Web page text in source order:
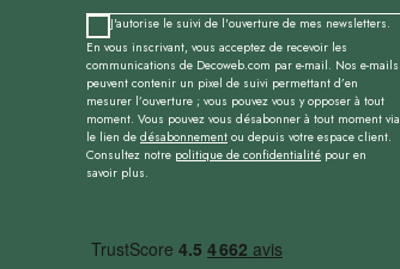
J'autorise le suivi de l'ouverture de mes newsletters.
En vous inscrivant, vous acceptez de recevoir les
communications de Decoweb.com par e-mail. Nos e-mails
peuvent contenir un pixel de suivi permettant d’en
mesurer l’ouverture ; vous pouvez vous y opposer à tout
moment. Vous pouvez vous désabonner à tout moment via
le lien de désabonnement ou depuis votre espace client.
Consultez notre politique de confidentialité pour en
savoir plus.